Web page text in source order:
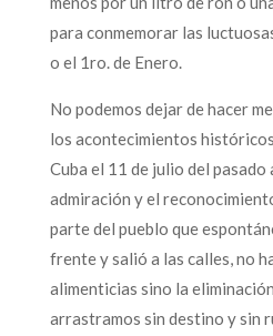
para conmemorar las
o el 1ro. de Enero.
No podemos dejar de hacer
los acontecimientos
Cuba el 11 de julio del pasado
admiración y el
parte del pueblo que
frente y salió a las calles, no
alimenticias sino la
arrastramos sin destino y sin